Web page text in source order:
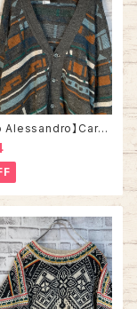
Alessandro】Cardi
in ITALY “EUR
タリア製 ユーロライ
パ 古着